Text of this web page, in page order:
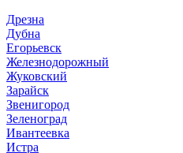
Дрезна
Дубна
Егорьевск
Железнодорожный
Жуковский
Зарайск
Звенигород
Зеленоград
Ивантеевка
Истра